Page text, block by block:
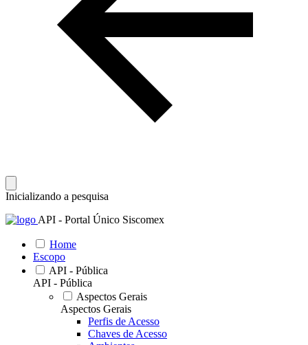
Inicializando a pesquisa
API - Portal Único Siscomex
Home
Escopo
API - Pública
API - Pública
Aspectos Gerais
Aspectos Gerais
Perfis de Acesso
Chaves de Acesso